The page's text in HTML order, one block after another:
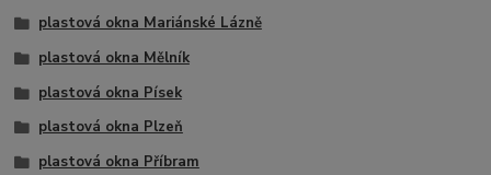
plastová okna Mariánské Lázně
plastová okna Mělník
plastová okna Písek
plastová okna Plzeň
plastová okna Příbram